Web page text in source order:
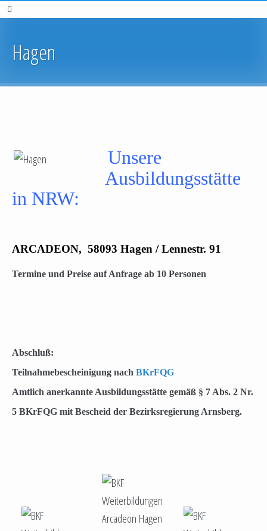
Hagen
Unsere
Ausbildungsstätte
in NRW:
ARCADEON, 58093 Hagen / Lennestr. 91
Termine und Preise auf Anfrage ab 10 Personen
Abschluß:
Teilnahmebescheinigung nach BKrFQG
Amtlich anerkannte Ausbildungsstätte gemäß § 7 Abs. 2 Nr.
5 BKrFQG mit Bescheid der Bezirksregierung Arnsberg.